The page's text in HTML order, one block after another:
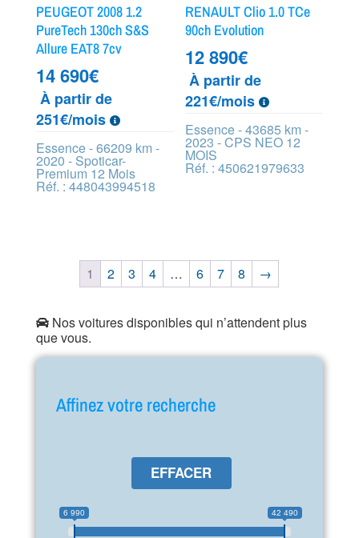
PEUGEOT 2008 1.2
PureTech 130ch S&S
Allure EAT8 7cv
14 690€
À partir de
251€/mois
Essence - 66209 km -
2020 - Spoticar-
Premium 12 Mois
Réf. : 448043994518
RENAULT Clio 1.0 TCe
90ch Evolution
12 890€
À partir de
221€/mois
Essence - 43685 km -
2023 - CPS NEO 12
MOIS
Réf. : 450621979633
1 2 3 4 … 6 7 8 →
Nos voitures disponibles qui n’attendent plus
que vous.
Affinez votre recherche
EFFACER
6 990 42 490